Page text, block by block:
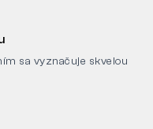
sa vyznačuje skvelou